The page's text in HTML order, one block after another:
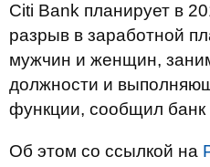
Citi Bank планирует в
разрыв в заработной
мужчин и женщин,
должности и
функции, сообщил банк
Об этом со ссылкой на